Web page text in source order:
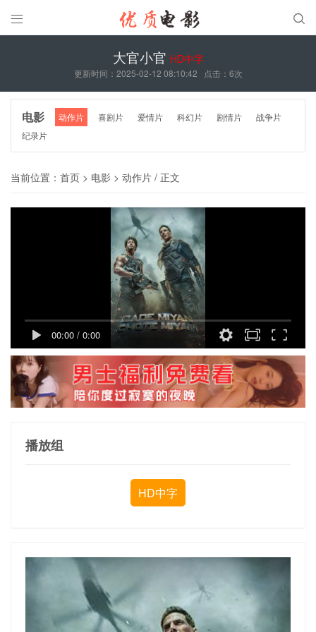
 
大官小官 HD中字
更新时间：2025-02-12 08:10:42 点击： 6次
电影 动作片 喜剧片 爱情片 科幻片 剧情片
战争片
纪录片
当前位置： 首页 > 电影 > 动作片 / 正文
00:00 / 0:00
播放组
HD中字